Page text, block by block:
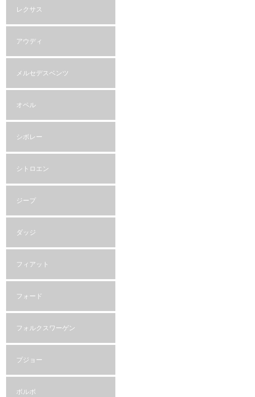
レクサス
アウディ
メルセデスベンツ
オペル
シボレー
シトロエン
ジープ
ダッジ
フィアット
フォード
フォルクスワーゲン
プジョー
ボルボ